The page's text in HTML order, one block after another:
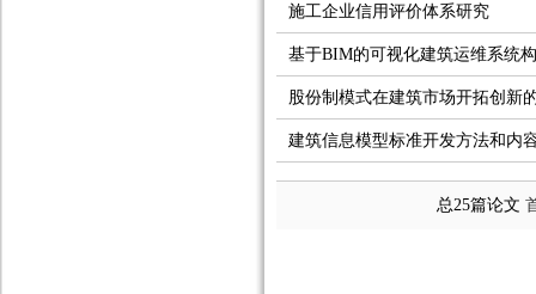
施工企业信用评价体系研究
基于BIM的可视化建筑运维系统
股份制模式在建筑市场开拓创新
建筑信息模型标准开发方法和
总25篇论文